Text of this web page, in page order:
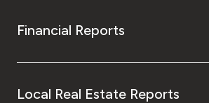
Financial Reports
Local Real Estate Reports